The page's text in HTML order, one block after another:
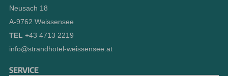
Neusach 18
A-9762 Weissensee
TEL +43 4713 2219
info@strandhotel-weissensee.at
SERVICE